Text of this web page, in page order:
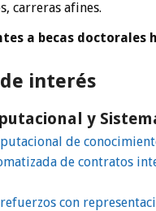
carreras afines.
a becas doctorales
interés
y
de
de contratos
con